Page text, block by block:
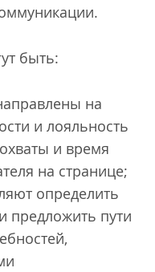
быть:
на
и лояльность
и время
на странице;
определить
предложить пути